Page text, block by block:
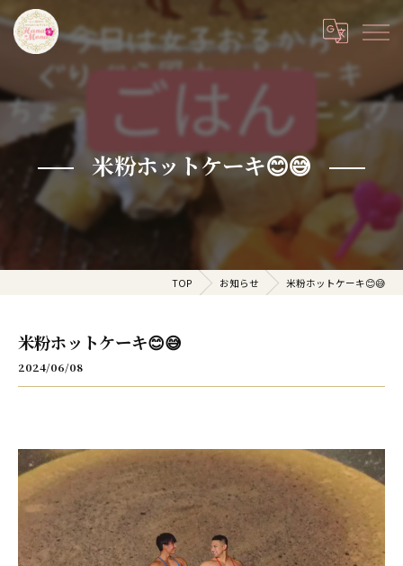
米粉ホットケーキ😊😅
TOP お知らせ 米粉ホットケーキ😊😅
米粉ホットケーキ😊😅
2024/06/08